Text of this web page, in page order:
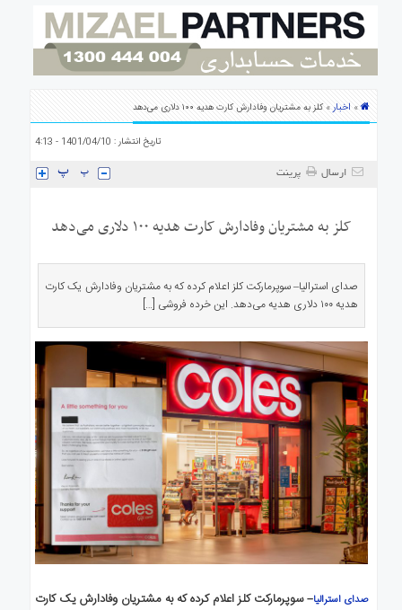
استرالیا
ارتباط» اخبار» کلز به مشتریان وفادارش کارت هدیه ۱۰۰ دلاری می‌دهد
تاریخ انتشار : 1401/04/10 - 4:13
ارسال پرینت
کلز به مشتریان وفادارش کارت هدیه ۱۰۰ دلاری می‌دهد
صدای استرالیا– سوپرمارکت کلز اعلام کرده که به مشتریان وفادارش یک کارت
هدیه ۱۰۰ دلاری هدیه می‌دهد. این خرده فروشی […]
صدای استرالیا– سوپرمارکت کلز اعلام کرده که به مشتریان وفادارش یک کارت